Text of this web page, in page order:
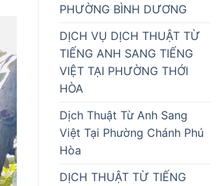
PHƯỜNG BÌNH DƯƠNG
DỊCH VỤ DỊCH THUẬT TỪ
TIẾNG ANH SANG TIẾNG
VIỆT TẠI PHƯỜNG THỚI
HÒA
Dịch Thuật Từ Anh Sang
Việt Tại Phường Chánh Phú
Hòa
DỊCH THUẬT TỪ TIẾNG